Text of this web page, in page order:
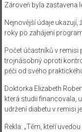
Zároveň byla zastavena
Nejnovější údaje ukazují,
roky po zahájení
Počet účastníků v remisi
trojnásobný oproti
péči od svého
Doktorka Elizabeth
která studii financovala,
udržení diabetu v remisi
Řekla: „Těm, kteří